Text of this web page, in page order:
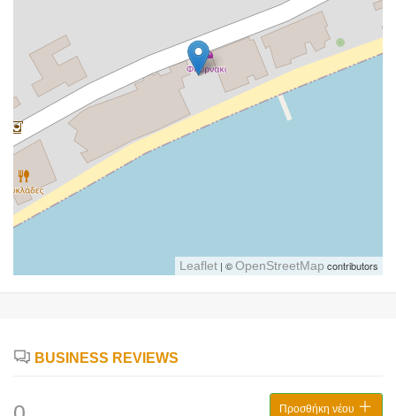
Leaflet | ©OpenStreetMap contributors
BUSINESS REVIEWS
Προσθήκη νέου